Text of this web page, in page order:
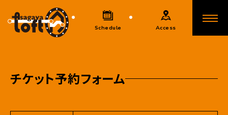
Schedule Access
チケット予約フォーム